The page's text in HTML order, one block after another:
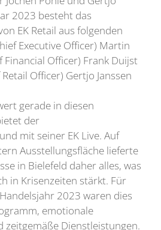
2023 besteht das
EK Retail aus folgenden
Executive Officer) Martin
Financial Officer) Frank Duijst
Officer) Gertjo Janssen
gerade in diesen
der
mit seiner EK Live. Auf
Ausstellungsfläche lieferte
in Bielefeld daher alles, was
in Krisenzeiten stärkt. Für
2023 waren dies
emotionale
zeitgemäße Dienstleistungen.